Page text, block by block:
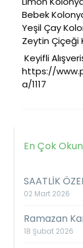
Bebek
Yeşil Çay
Zeytin Çiçeği
Keyifli
https://
a/1117
En Çok
SAATLİK
02 Mart 2026
Ramazan
18 Şubat 2026